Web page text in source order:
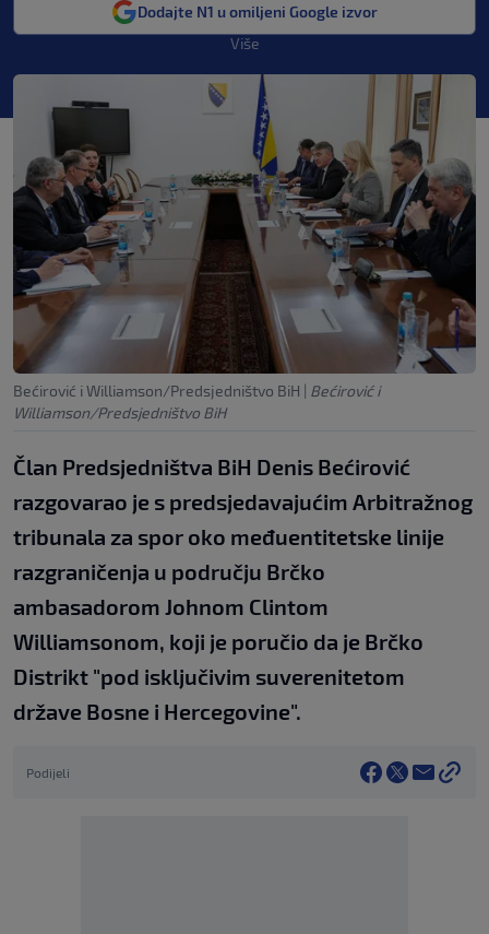
Dodajte N1 u omiljeni Google izvor
Više
Bećirović i Williamson/Predsjedništvo BiH | Bećirović i
Williamson/Predsjedništvo BiH
Član Predsjedništva BiH Denis Bećirović
razgovarao je s predsjedavajućim Arbitražnog
tribunala za spor oko međuentitetske linije
razgraničenja u području Brčko
ambasadorom Johnom Clintom
Williamsonom, koji je poručio da je Brčko
Distrikt "pod isključivim suverenitetom
države Bosne i Hercegovine".
Podijeli